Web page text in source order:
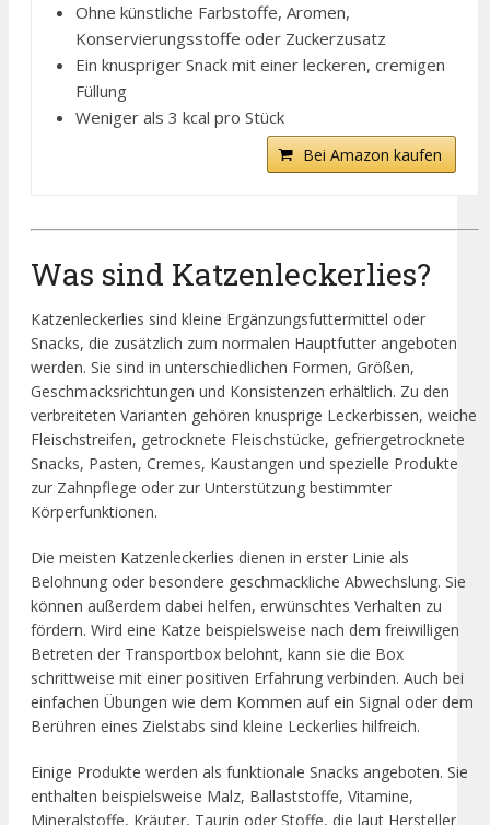
Ohne künstliche Farbstoffe, Aromen,
Konservierungsstoffe oder Zuckerzusatz
Ein knuspriger Snack mit einer leckeren, cremigen
Füllung
Weniger als 3 kcal pro Stück
Bei Amazon kaufen
Was sind Katzenleckerlies?
Katzenleckerlies sind kleine Ergänzungsfuttermittel oder
Snacks, die zusätzlich zum normalen Hauptfutter angeboten
werden. Sie sind in unterschiedlichen Formen, Größen,
Geschmacksrichtungen und Konsistenzen erhältlich. Zu den
verbreiteten Varianten gehören knusprige Leckerbissen, weiche
Fleischstreifen, getrocknete Fleischstücke, gefriergetrocknete
Snacks, Pasten, Cremes, Kaustangen und spezielle Produkte
zur Zahnpflege oder zur Unterstützung bestimmter
Körperfunktionen.
Die meisten Katzenleckerlies dienen in erster Linie als
Belohnung oder besondere geschmackliche Abwechslung. Sie
können außerdem dabei helfen, erwünschtes Verhalten zu
fördern. Wird eine Katze beispielsweise nach dem freiwilligen
Betreten der Transportbox belohnt, kann sie die Box
schrittweise mit einer positiven Erfahrung verbinden. Auch bei
einfachen Übungen wie dem Kommen auf ein Signal oder dem
Berühren eines Zielstabs sind kleine Leckerlies hilfreich.
Einige Produkte werden als funktionale Snacks angeboten. Sie
enthalten beispielsweise Malz, Ballaststoffe, Vitamine,
Mineralstoffe, Kräuter, Taurin oder Stoffe, die laut Hersteller